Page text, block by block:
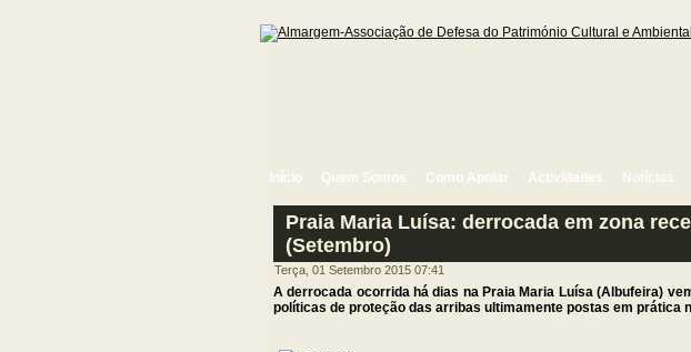
Início Quem Somos Como Apoiar Actividades Notícias
Praia Maria Luísa: derrocada em zona
(Setembro)
Terça, 01 Setembro 2015 07:41
A derrocada ocorrida há dias na Praia Maria Luísa (Albufeira)
políticas de proteção das arribas ultimamente postas em prática